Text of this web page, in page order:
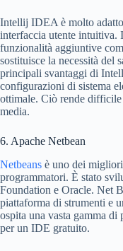
Intellij IDEA è molto
interfaccia utente intuitiva.
funzionalità aggiuntive
sostituisce la necessità del
principali svantaggi di
configurazioni di sistema
ottimale. Ciò rende
media.
6. Apache Netbean
Netbeans è uno dei
programmatori. È stato
Foundation e Oracle. Net
piattaforma di strumenti e
ospita una vasta gamma
per un IDE gratuito.